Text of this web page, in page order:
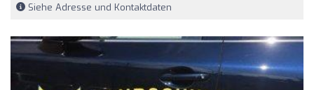
Siehe Adresse und Kontaktdaten